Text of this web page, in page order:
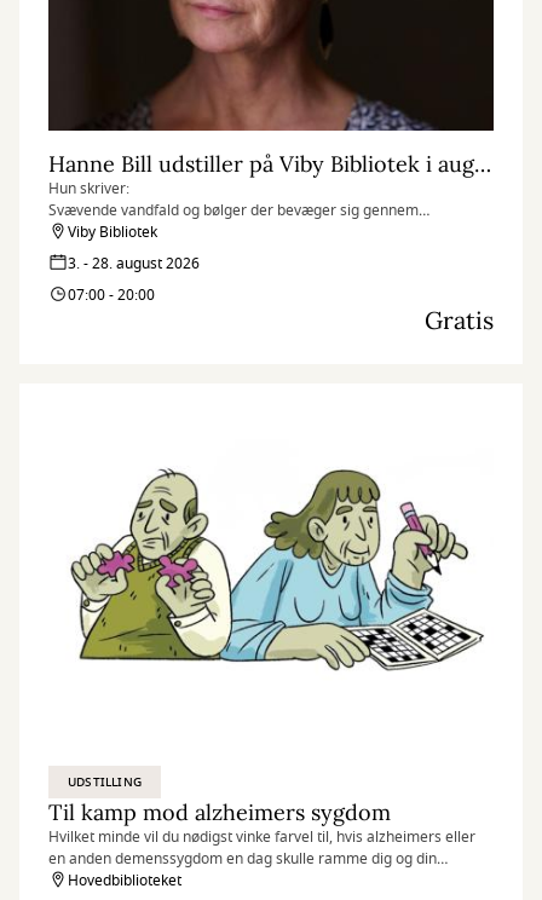
Hanne Bill udstiller på Viby Bibliotek i august måned
Hun skriver:
Svævende vandfald og bølger der bevæger sig gennem
surrealistiske fantasilandskaber, er blevet mit kunstner-dna. For
mig symboliserer de: kærlighed, forandring, kaos, renselse,
naturen, livskraft og lyd. Ofte er de ledsaget af nødblus og
menneske-/dyrelignende entiteter, der er beskyttere og bringer
Viby Bibliotek
3. - 28. august 2026
07:00 - 20:00
Gratis
UDSTILLING
Til kamp mod alzheimers sygdom
Hvilket minde vil du nødigst vinke farvel til, hvis alzheimers eller
en anden demenssygdom en dag skulle ramme dig og din
hukommelse?
Hovedbiblioteket